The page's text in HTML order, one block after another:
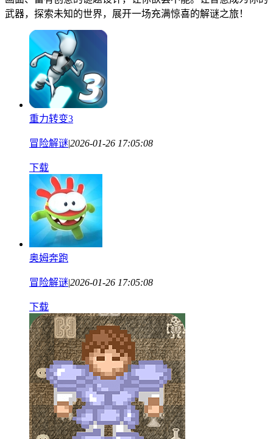
武器，探索未知的世界，展开一场充满惊喜的解谜之旅！
重力转变3
冒险解谜|2026-01-26 17:05:08
下载
奥姆奔跑
冒险解谜|2026-01-26 17:05:08
下载